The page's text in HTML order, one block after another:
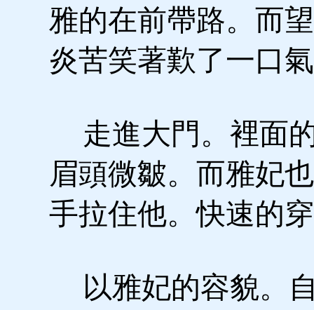
雅的在前帶路。而
炎苦笑著歎了一口
走進大門。裡面
眉頭微皺。而雅妃
手拉住他。快速的
以雅妃的容貌。